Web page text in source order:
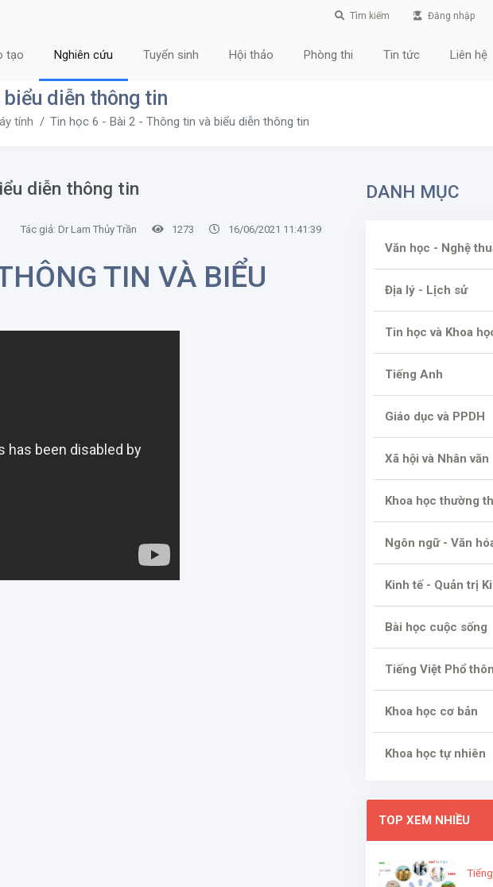
Tìm kiếm Đăng nhập
tạo Nghiên cứu Tuyển sinh Hội thảo Phòng thi Tin tức Liên hệ
diễn thông tin
tính Tin học 6 - Bài 2 - Thông tin và biểu diễn thông tin
diễn thông tin
Tác giả: Dr Lam Thủy Trần 1273 16/06/2021 11:41:39
TIN VÀ BIỂU
DANH MỤC
Văn học - Nghệ
Địa lý - Lịch sử
Tin học và Khoa
Tiếng Anh
Giáo dục và PPDH
Xã hội và Nhân văn
Khoa học thường
Ngôn ngữ - Văn
Kinh tế - Quản trị
Bài học cuộc sống
Tiếng Việt Phổ
Khoa học cơ bản
Khoa học tự nhiên
TOP XEM NHIỀU